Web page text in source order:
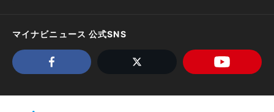
マイナビニュース 公式SNS